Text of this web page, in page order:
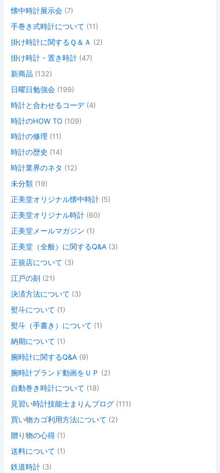
懐中時計展示会 (7)
手巻き式時計について (11)
掛け時計に関するＱ＆Ａ (2)
掛け時計・置き時計 (47)
新商品 (132)
日曜日勉強会 (199)
時計と合わせるコーデ(4)
時計のHOW TO (109)
時計の修理 (11)
時計の歴史 (14)
時計業界のネタ (12)
未分類 (19)
正美堂オリジナル懐中時計 (5)
正美堂オリジナル時計 (60)
正美堂メールマガジン (1)
正美堂（全般）に関するQ&A (3)
正規店について (3)
江戸の刻 (21)
決済方法について (3)
熨斗について (1)
熨斗（手書き）について (1)
納期について (1)
腕時計に関するQ&A (9)
腕時計ブランド動画をＵＰ (2)
自動巻き時計について (18)
見習い時計技能士まりんブログ (111)
買い物カゴ利用方法について (2)
贈り物の心得 (1)
送料について (1)
鉄道時計 (3)